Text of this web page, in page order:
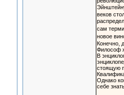
веков
сам
новое
Конечно,
Философ
В
стоящую
Однако
себе